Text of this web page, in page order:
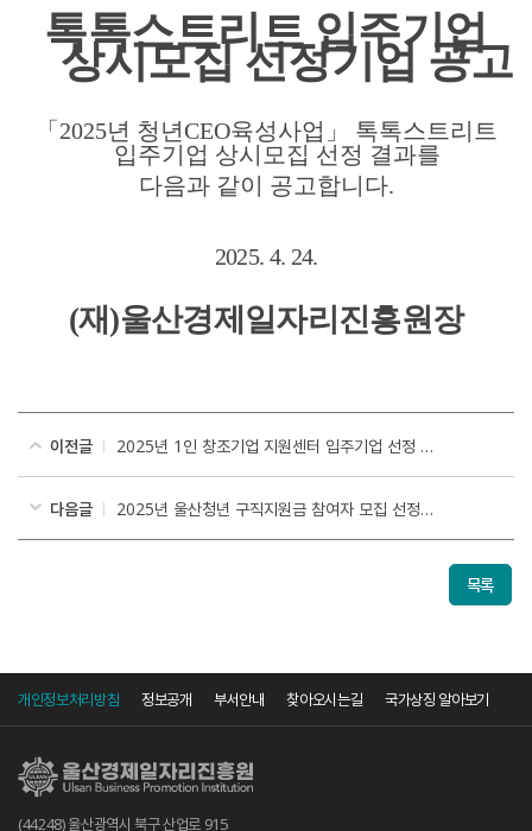
톡톡스트리트 입주기업
상시모집 선정기업 공고
「2025년 청년CEO육성사업 」 톡톡스트리트
입주기업 상시모집 선정 결과를
다음과 같이 공고합니다.
2025. 4. 24.
(재 )울산경제일자리진흥원장
이전글 2025년 1인 창조기업 지원센터 입주기업 선정 공고
다음글 2025년 울산청년 구직지원금 참여자 모집 선정결과 공고(1차)
목록
개인정보처리방침 정보공개 부서안내 찾아오시는길 국가상징 알아보기
(44248) 울산광역시 북구 산업로 915